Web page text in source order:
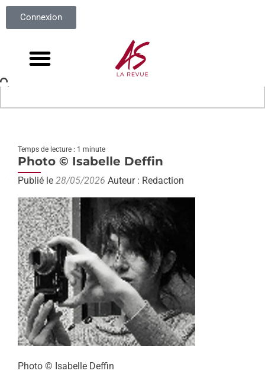
Connexion
Temps de lecture : 1 minute
Photo © Isabelle Deffin
Publié le 28/05/2026 Auteur : Redaction
Photo © Isabelle Deffin